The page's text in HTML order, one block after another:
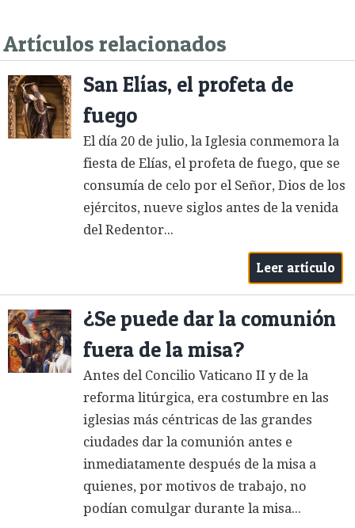
Artículos relacionados
San Elías, el profeta de
fuego
El día 20 de julio, la Iglesia conmemora la
fiesta de Elías, el profeta de fuego, que se
consumía de celo por el Señor, Dios de los
ejércitos, nueve siglos antes de la venida
del Redentor...
Leer artículo
¿Se puede dar la comunión
fuera de la misa?
Antes del Concilio Vaticano II y de la
reforma litúrgica, era costumbre en las
iglesias más céntricas de las grandes
ciudades dar la comunión antes e
inmediatamente después de la misa a
quienes, por motivos de trabajo, no
podían comulgar durante la misa...